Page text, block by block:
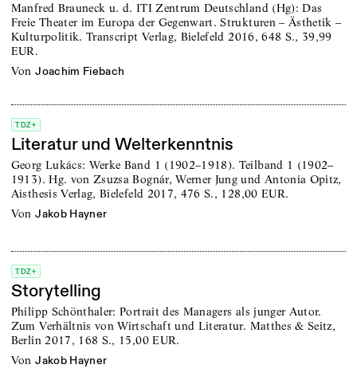
Manfred Brauneck u. d. ITI Zentrum Deutschland (Hg): Das
Freie Theater im Europa der Gegenwart. Strukturen – Ästhetik –
Kulturpolitik. Transcript Verlag, Bielefeld 2016, 648 S., 39,99
EUR.
von Joachim Fiebach
TDZ+
Literatur und Welterkenntnis
Georg Lukács: Werke Band 1 (1902–1918). Teilband 1 (1902–
1913). Hg. von Zsuzsa Bognár, Werner Jung und Antonia Opitz,
Aisthesis Verlag, Bielefeld 2017, 476 S., 128,00 EUR.
von Jakob Hayner
TDZ+
Storytelling
Philipp Schönthaler: Portrait des Managers als junger Autor.
Zum Verhältnis von Wirtschaft und Literatur. Matthes & Seitz,
Berlin 2017, 168 S., 15,00 EUR.
von Jakob Hayner